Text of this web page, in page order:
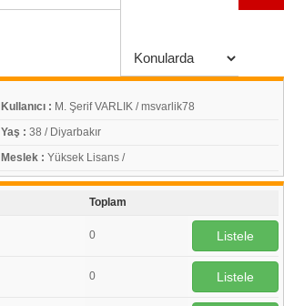
Kullanıcı : M. Şerif VARLIK / msvarlik78
Yaş : 38 / Diyarbakır
Meslek : Yüksek Lisans /
Toplam
0 Listele
0 Listele